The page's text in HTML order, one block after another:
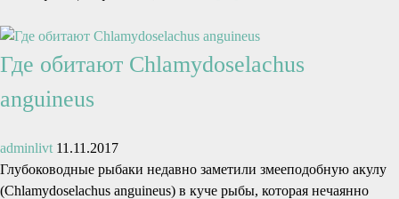
Где обитают Chlamydoselachus
anguineus
adminlivt 11.11.2017
Глубоководные рыбаки недавно заметили змееподобную акулу
(Chlamydoselachus anguineus) в куче рыбы, которая нечаянно